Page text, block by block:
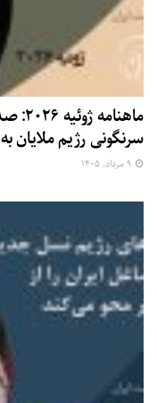
سرنگونی رژیم ملایان